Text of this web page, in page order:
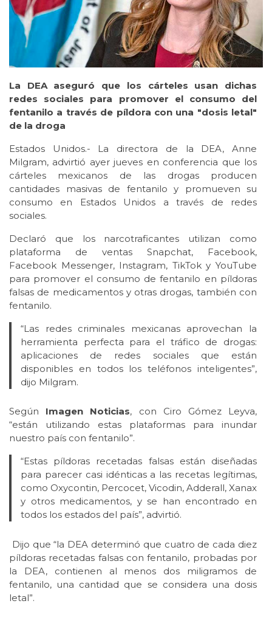
La DEA aseguró que los cárteles usan dichas
redes sociales para promover el consumo del
fentanilo a través de píldora con una "dosis letal"
de la droga
Estados Unidos.- La directora de la DEA, Anne
Milgram, advirtió ayer jueves en conferencia que los
cárteles mexicanos de las drogas producen
cantidades masivas de fentanilo y promueven su
consumo en Estados Unidos a través de redes
sociales.
Declaró que los narcotraficantes utilizan como
plataforma de ventas Snapchat, Facebook,
Facebook Messenger, Instagram, TikTok y YouTube
para promover el consumo de fentanilo en píldoras
falsas de medicamentos y otras drogas, también con
fentanilo.
“Las redes criminales mexicanas aprovechan la
herramienta perfecta para el tráfico de drogas:
aplicaciones de redes sociales que están
disponibles en todos los teléfonos inteligentes”,
dijo Milgram.
Según Imagen Noticias, con Ciro Gómez Leyva,
“están utilizando estas plataformas para inundar
nuestro país con fentanilo”.
“Estas píldoras recetadas falsas están diseñadas
para parecer casi idénticas a las recetas legítimas,
como Oxycontin, Percocet, Vicodin, Adderall, Xanax
y otros medicamentos, y se han encontrado en
todos los estados del país”, advirtió.
Dijo que “la DEA determinó que cuatro de cada diez
píldoras recetadas falsas con fentanilo, probadas por
la DEA, contienen al menos dos miligramos de
fentanilo, una cantidad que se considera una dosis
letal”.